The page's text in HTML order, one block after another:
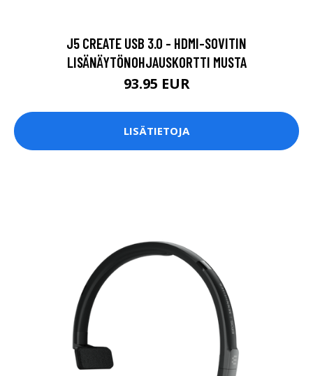
J5 CREATE USB 3.0 - HDMI-SOVITIN
LISÄNÄYTÖNOHJAUSKORTTI MUSTA
93.95 EUR
LISÄTIETOJA